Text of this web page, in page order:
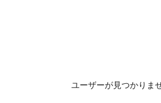
ユーザーが見つかりま